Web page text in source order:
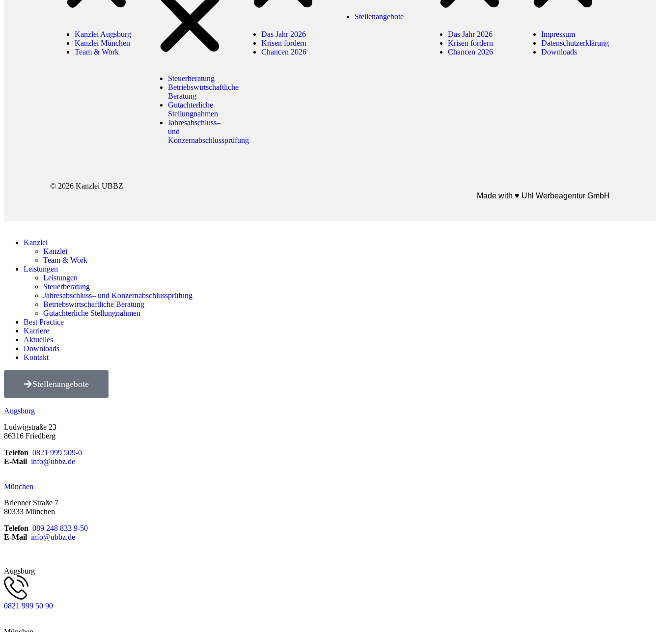
Kanzlei Augsburg
Kanzlei München
Team & Work
Steuerberatung
Betriebswirtschaftliche
Beratung
Gutachterliche
Stellungnahmen
Jahresabschluss–
und
Konzernabschlussprüfung
Das Jahr 2026
Krisen fordern
Chancen 2026
Stellenangebote
Das Jahr 2026
Krisen fordern
Chancen 2026
Impressum
Datenschutzerklärung
Downloads
© 2026 Kanzlei UBBZ
Made with ♥ Uhl Werbeagentur GmbH
Kanzlei
Kanzlei
Team & Work
Leistungen
Leistungen
Steuerberatung
Jahresabschluss– und ­Konzernabschlussprüfung
Betriebswirtschaftliche Beratung
Gutachterliche Stellungnahmen
Best Practice
Karriere
Aktuelles
Downloads
Kontakt
Stellenangebote
Augsburg
Ludwigstraße 23
86316 Friedberg
Telefon 0821 999 509-0
E-Mail info@ubbz.de
München
Brienner Straße 7
80333 München
Telefon 089 248 833 9-50
E-Mail info@ubbz.de
Augsburg
0821 999 50 90